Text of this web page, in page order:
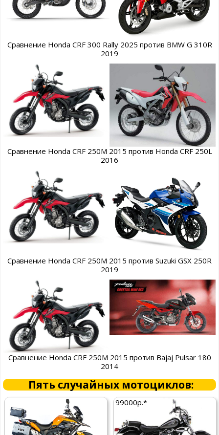
Сравнение Honda CRF 300 Rally 2025 против BMW G 310R
2019
Сравнение Honda CRF 250M 2015 против Honda CRF 250L
2016
Сравнение Honda CRF 250M 2015 против Suzuki GSX 250R
2019
Сравнение Honda CRF 250M 2015 против Bajaj Pulsar 180
2014
Пять случайных мотоциклов:
99000р.*